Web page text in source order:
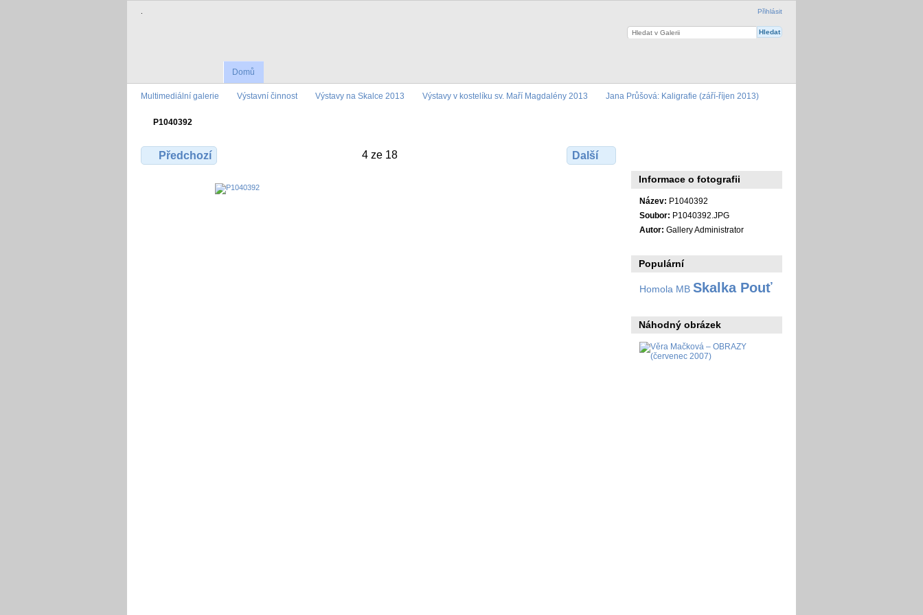
. Přihlásit
Domů
Multimediální galerie Výstavní činnost Výstavy na Skalce 2013 Výstavy v kostelíku sv. Maří Magdalény 2013 Jana Průšová: Kaligrafie (září-říjen 2013)
P1040392
Předchozí 4 ze 18 Další
Informace o fotografii
Název: P1040392
Soubor: P1040392.JPG
Autor: Gallery Administrator
Populární
Homola MB Skalka Pouť
Náhodný obrázek